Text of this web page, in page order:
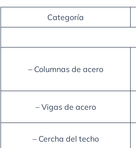
Categoría
– Columnas de acero
– Vigas de acero
– Cercha del techo